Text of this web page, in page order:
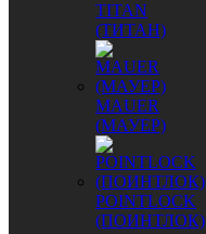
TITAN
(ТИТАН)
MAUER
(МАУЕР)
POINTLOCK
(ПОИНТЛОК)